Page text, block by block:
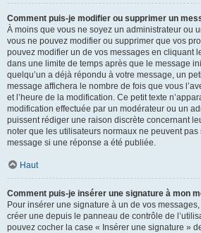
Comment puis-je modifier ou supprimer un
À moins que vous ne soyez un administrateur ou
vous ne pouvez modifier ou supprimer que vos
pouvez modifier un de vos messages en cliquant
dans une limite de temps après que le message
quelqu’un a déjà répondu à votre message, un
message affichera le nombre de fois que vous
et l’heure de la modification. Ce petit texte
modification effectuée par un modérateur ou un
puissent rédiger une raison discrète concernant
noter que les utilisateurs normaux ne peuvent
message si une réponse a été publiée.
Haut
Comment puis-je insérer une signature à mon
Pour insérer une signature à un de vos
créer une depuis le panneau de contrôle de
pouvez cocher la case « Insérer une signature »